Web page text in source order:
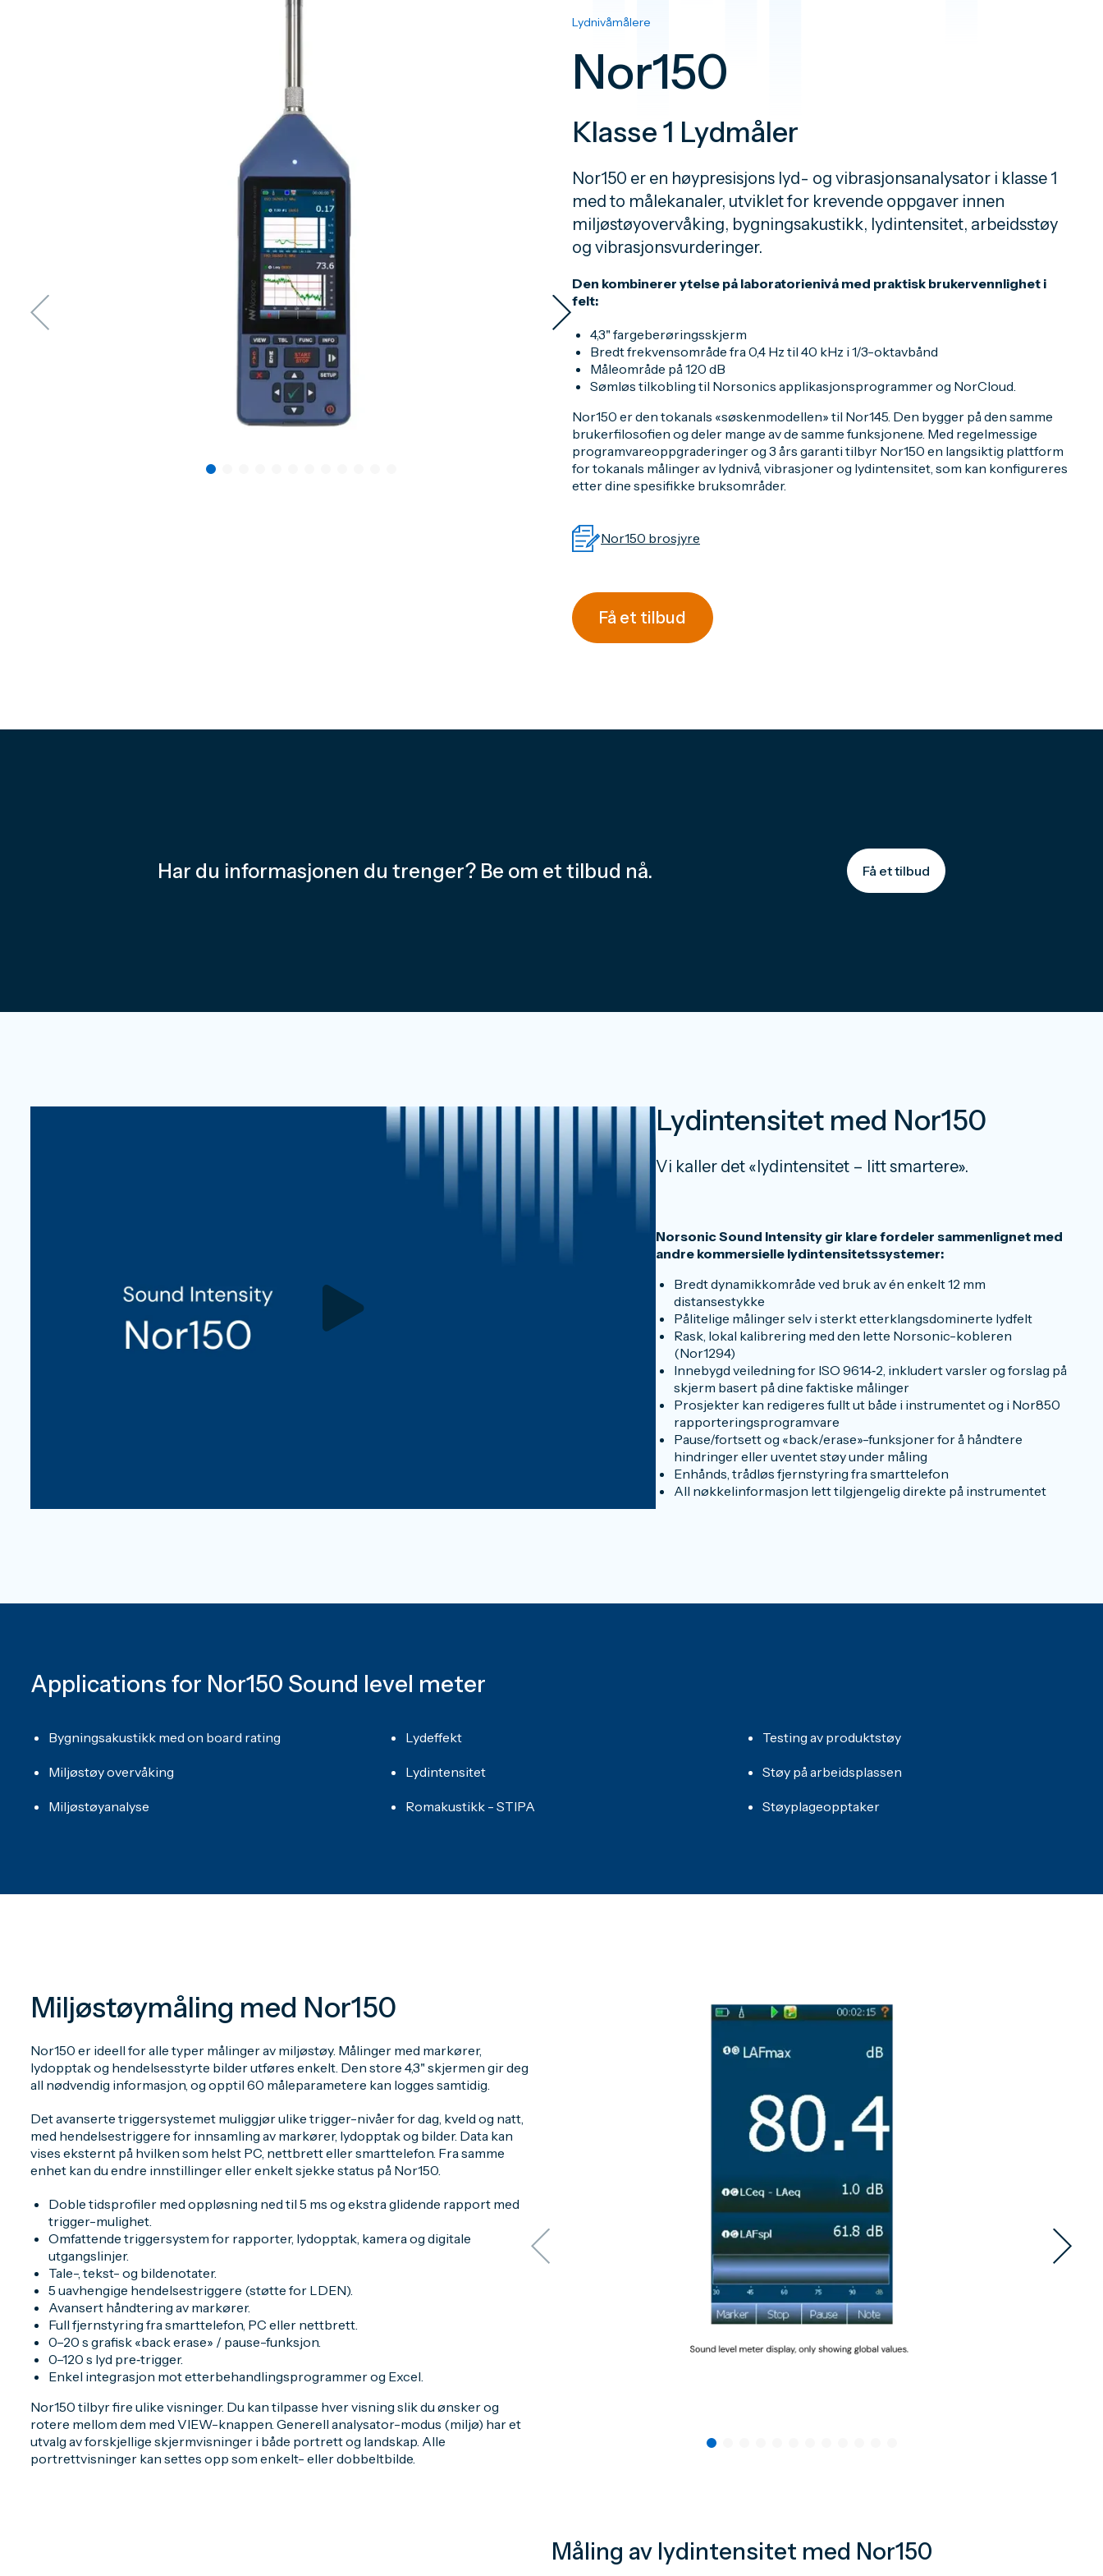
Lydnivåmålere
Nor150
Klasse 1 Lydmåler
Nor150 er en høypresisjons lyd- og vibrasjonsanalysator i klasse 1
med to målekanaler, utviklet for krevende oppgaver innen
miljøstøyovervåking, bygningsakustikk, lydintensitet, arbeidsstøy
og vibrasjonsvurderinger.
Den kombinerer ytelse på laboratorienivå med praktisk brukervennlighet i
felt:
4,3" fargeberøringsskjerm
Bredt frekvensområde fra 0,4 Hz til 40 kHz i 1/3-oktavbånd
Måleområde på 120 dB
Sømløs tilkobling til Norsonics applikasjonsprogrammer og NorCloud.
Nor150 er den tokanals «søskenmodellen» til Nor145. Den bygger på den samme
brukerfilosofien og deler mange av de samme funksjonene. Med regelmessige
programvareoppgraderinger og 3 års garanti tilbyr Nor150 en langsiktig plattform
for tokanals målinger av lydnivå, vibrasjoner og lydintensitet, som kan konfigureres
etter dine spesifikke bruksområder.
Nor150 brosjyre
Få et tilbud
Har du informasjonen du trenger? Be om et tilbud nå. Få et tilbud
Lydintensitet med Nor150
Vi kaller det «lydintensitet – litt smartere».
Norsonic Sound Intensity gir klare fordeler sammenlignet med
andre kommersielle lydintensitetssystemer:
Bredt dynamikkområde ved bruk av én enkelt 12 mm
distansestykke
Pålitelige målinger selv i sterkt etterklangsdominerte lydfelt
Rask, lokal kalibrering med den lette Norsonic-kobleren
(Nor1294)
Innebygd veiledning for ISO 9614‑2, inkludert varsler og forslag på
skjerm basert på dine faktiske målinger
Prosjekter kan redigeres fullt ut både i instrumentet og i Nor850
rapporteringsprogramvare
Pause/fortsett og «back/erase»-funksjoner for å håndtere
hindringer eller uventet støy under måling
Enhånds, trådløs fjernstyring fra smarttelefon
All nøkkelinformasjon lett tilgjengelig direkte på instrumentet
Applications for Nor150 Sound level meter
Bygningsakustikk med on board rating
Miljøstøy overvåking
Miljøstøyanalyse
Lydeffekt
Lydintensitet
Romakustikk - STIPA
Testing av produktstøy
Støy på arbeidsplassen
Støyplageopptaker
Miljøstøymåling med Nor150
Nor150 er ideell for alle typer målinger av miljøstøy. Målinger med markører,
lydopptak og hendelsesstyrte bilder utføres enkelt. Den store 4,3" skjermen gir deg
all nødvendig informasjon, og opptil 60 måleparametere kan logges samtidig.
Det avanserte triggersystemet muliggjør ulike trigger-nivåer for dag, kveld og natt,
med hendelsestriggere for innsamling av markører, lydopptak og bilder. Data kan
vises eksternt på hvilken som helst PC, nettbrett eller smarttelefon. Fra samme
enhet kan du endre innstillinger eller enkelt sjekke status på Nor150.
Doble tidsprofiler med oppløsning ned til 5 ms og ekstra glidende rapport med
trigger-mulighet.
Omfattende triggersystem for rapporter, lydopptak, kamera og digitale
utgangslinjer.
Tale-, tekst- og bildenotater.
5 uavhengige hendelsestriggere (støtte for LDEN).
Avansert håndtering av markører.
Full fjernstyring fra smarttelefon, PC eller nettbrett.
0–20 s grafisk «back erase» / pause-funksjon.
0–120 s lyd pre‑trigger.
Enkel integrasjon mot etterbehandlingsprogrammer og Excel.
Nor150 tilbyr fire ulike visninger. Du kan tilpasse hver visning slik du ønsker og
rotere mellom dem med VIEW-knappen. Generell analysator-modus (miljø) har et
utvalg av forskjellige skjermvisninger i både portrett og landskap. Alle
portrettvisninger kan settes opp som enkelt- eller dobbeltbilde.
Måling av lydintensitet med Nor150